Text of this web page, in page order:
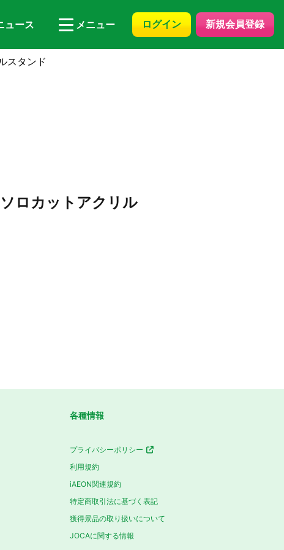
ュース メニュー ログイン 新規会員登録
スタンド
ロカットアクリル
各種情報
プライバシーポリシー
利用規約
iAEON関連規約
特定商取引法に基づく表記
獲得景品の取り扱いについて
JOCAに関する情報